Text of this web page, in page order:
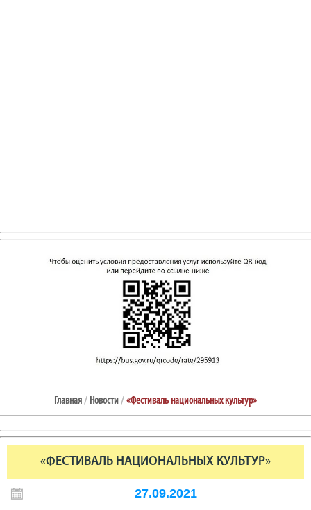
Главная/ Новости/«Фестиваль национальных культур»
«ФЕСТИВАЛЬ НАЦИОНАЛЬНЫХ КУЛЬТУР»
27.09.2021